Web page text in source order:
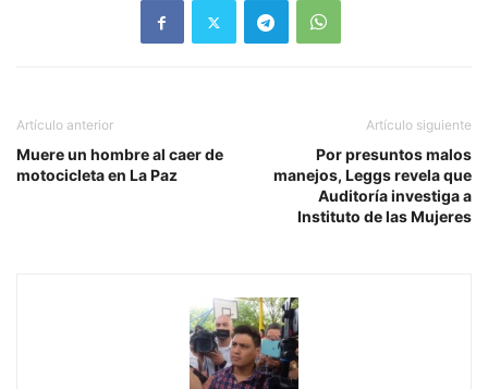
Artículo anterior
Muere un hombre al caer de
motocicleta en La Paz
Artículo siguiente
Por presuntos malos
manejos, Leggs revela que
Auditoría investiga a
Instituto de las Mujeres